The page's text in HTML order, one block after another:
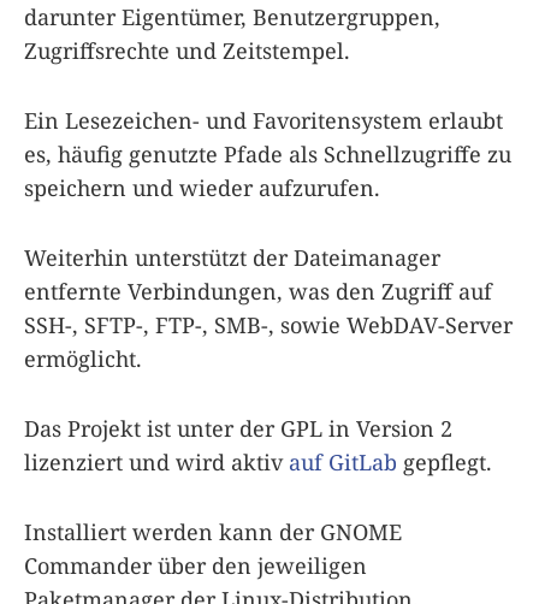
darunter Eigentümer, Benutzergruppen,
Zugriffsrechte und Zeitstempel.
Ein Lesezeichen- und Favoritensystem erlaubt
es, häufig genutzte Pfade als Schnellzugriffe zu
speichern und wieder aufzurufen.
Weiterhin unterstützt der Dateimanager
entfernte Verbindungen, was den Zugriff auf
SSH-, SFTP-, FTP-, SMB-, sowie WebDAV-Server
ermöglicht.
Das Projekt ist unter der GPL in Version 2
lizenziert und wird aktiv auf GitLab gepflegt.
Installiert werden kann der GNOME
Commander über den jeweiligen